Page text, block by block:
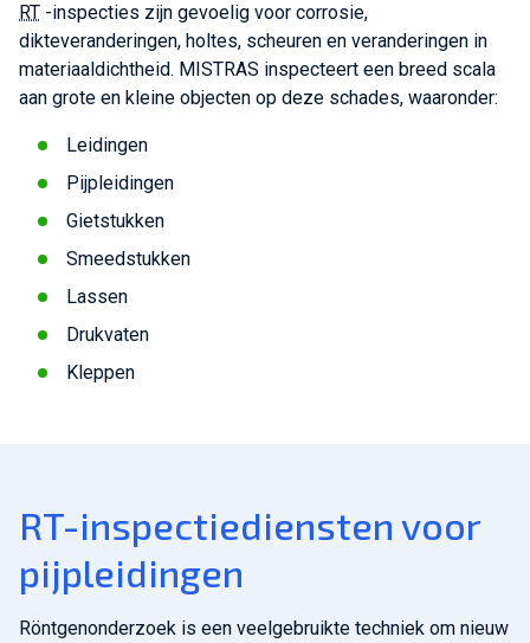
RT -inspecties zijn gevoelig voor corrosie,
dikteveranderingen, holtes, scheuren en veranderingen in
materiaaldichtheid. MISTRAS inspecteert een breed scala
aan grote en kleine objecten op deze schades, waaronder:
Leidingen
Pijpleidingen
Gietstukken
Smeedstukken
Lassen
Drukvaten
Kleppen
RT-inspectiediensten voor
pijpleidingen
Röntgenonderzoek is een veelgebruikte techniek om nieuw